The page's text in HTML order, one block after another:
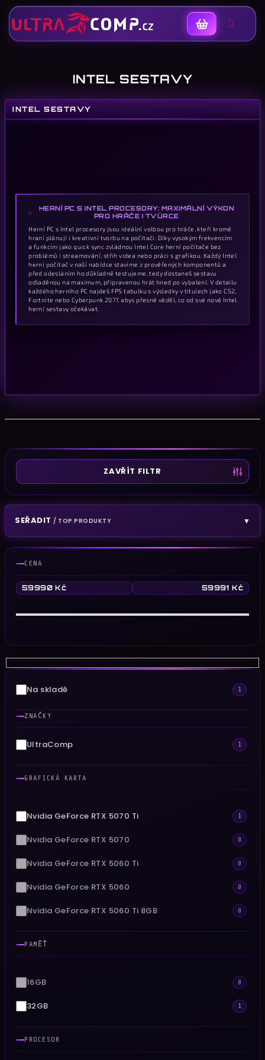
Nákupní
INTEL SESTAVY
INTEL SESTAVY
HERNÍ PC S INTEL PROCESORY: MAXIMÁLNÍ VÝKON
PRO HRÁČE I TVŮRCE
Herní PC s Intel procesory jsou ideální volbou pro hráče, kteří kromě
hraní plánují i kreativní tvorbu na počítači. Díky vysokým frekvencím
a funkcím jako quick sync zvládnou Intel Core herní počítače bez
problémů i streamování, střih videa nebo práci s grafikou. Každý Intel
herní počítač v naší nabídce stavíme z prověřených komponentů a
před odesláním ho důkladně testujeme, tedy dostaneš sestavu
odladěnou na maximum, připravenou hrát hned po vybalení. V detailu
každého herního PC najdeš FPS tabulku s výsledky v titulech jako CS2,
Fortnite nebo Cyberpunk 2077, abys přesně věděl, co od své nové Intel
herní sestavy očekávat.
ZAVŘÍT FILTR
SEŘADIT / TOP PRODUKTY ▼
CENA
59990 Kč 59991 Kč
Na skladě 1
ZNAČKY
UltraComp 1
GRAFICKÁ KARTA
Nvidia GeForce RTX 5070 Ti 1
Nvidia GeForce RTX 5070 0
Nvidia GeForce RTX 5060 Ti 0
Nvidia GeForce RTX 5060 0
Nvidia GeForce RTX 5060 Ti 8GB 0
PAMĚŤ
16GB 0
32GB 1
PROCESOR